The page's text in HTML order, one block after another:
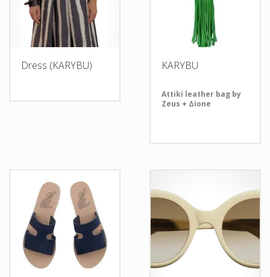
Dress (KARYBU) KARYBU
Attiki leather bag by
Zeus + Δione